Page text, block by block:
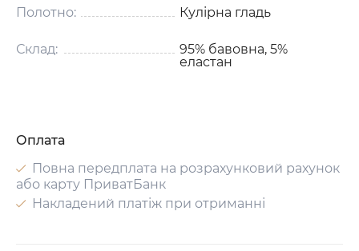
Полотно: Кулірна гладь
Склад:
95% бавовна, 5%
еластан
Оплата
Повна передплата на розрахунковий рахунок
або карту ПриватБанк
Накладений платіж при отриманні